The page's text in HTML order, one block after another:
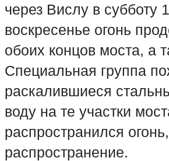
через Вислу в
воскресенье огонь
обоих концов моста, а
Специальная группа
раскалившиеся
воду на те участки
распространился
распространение.